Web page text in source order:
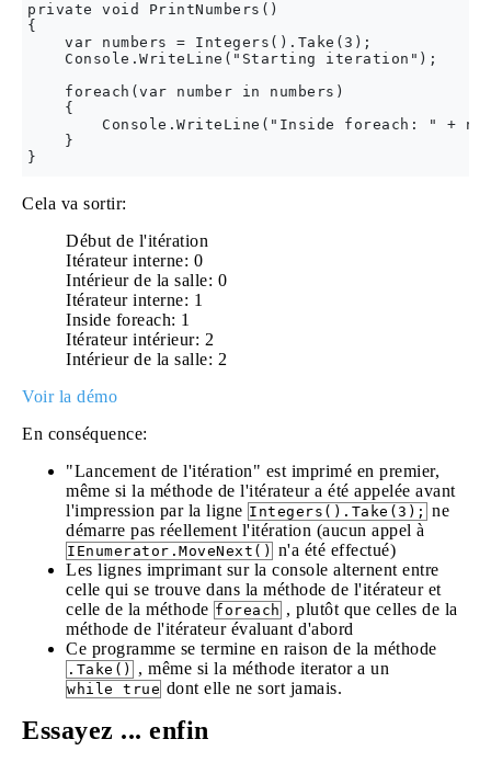
private void PrintNumbers()
{
    var numbers = Integers().Take(3);
    Console.WriteLine("Starting iteration");
    foreach(var number in numbers)
    {
Console.WriteLine("Inside foreach: " +
    }
Cela va sortir:
Début de l'itération
Itérateur interne: 0
Intérieur de la salle: 0
Itérateur interne: 1
Inside foreach: 1
Itérateur intérieur: 2
Intérieur de la salle: 2
Voir la démo
En conséquence:
"Lancement de l'itération" est imprimé en premier,
même si la méthode de l'itérateur a été appelée avant
l'impression par la ligne Integers().Take(3); ne
démarre pas réellement l'itération (aucun appel à
IEnumerator.MoveNext() n'a été effectué)
Les lignes imprimant sur la console alternent entre
celle qui se trouve dans la méthode de l'itérateur et
celle de la méthode foreach , plutôt que celles de la
méthode de l'itérateur évaluant d'abord
Ce programme se termine en raison de la méthode
.Take() , même si la méthode iterator a un
while true dont elle ne sort jamais.
Essayez ... enfin